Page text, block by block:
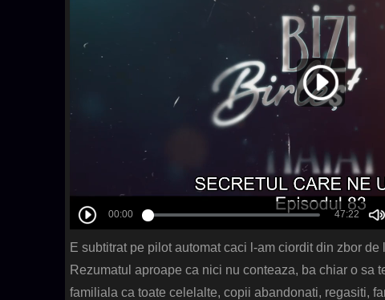
E subtitrat pe pilot automat caci l-am ciordit din zbor
Rezumatul aproape ca nici nu conteaza, ba chiar o sa
familiala ca toate celelalte, copii abandonati, regasiti,